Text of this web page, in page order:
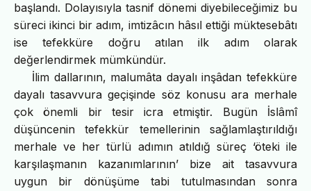
başlandı. Dolayısıyla tasnif dönemi diyebileceğimiz bu
süreci ikinci bir adım, imtizâcın hâsıl ettiği müktesebâtı
ise tefekküre doğru atılan ilk adım olarak
değerlendirmek mümkündür.
İlim dallarının, malumâta dayalı inşâdan tefekküre
dayalı tasavvura geçişinde söz konusu ara merhale
çok önemli bir tesir icra etmiştir. Bugün İslâmî
düşüncenin tefekkür temellerinin sağlamlaştırıldığı
merhale ve her türlü adımın atıldığ süreç ‘öteki ile
karşılaşmanın kazanımlarının’ bize ait tasavvura
uygun bir dönüşüme tabi tutulmasından sonra